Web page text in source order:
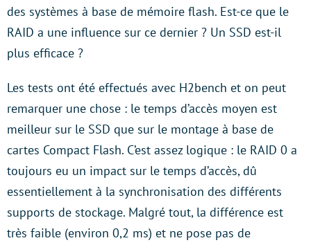
des systèmes à base de mémoire flash. Est-ce que le
RAID a une influence sur ce dernier ? Un SSD est-il
plus efficace ?
Les tests ont été effectués avec H2bench et on peut
remarquer une chose : le temps d’accès moyen est
meilleur sur le SSD que sur le montage à base de
cartes Compact Flash. C’est assez logique : le RAID 0 a
toujours eu un impact sur le temps d’accès, dû
essentiellement à la synchronisation des différents
supports de stockage. Malgré tout, la différence est
très faible (environ 0,2 ms) et ne pose pas de